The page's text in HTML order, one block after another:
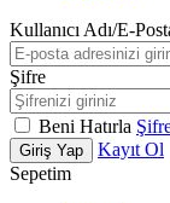
Kullanıcı Adı/E-
Şifre
Beni Hatırla
Giriş Yap
Kayıt Ol
Sepetim